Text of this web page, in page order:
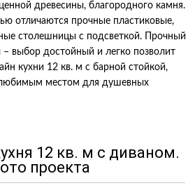
древесины, благородного камня.
отличаются прочные пластиковые,
столешницы с подсветкой. Прочный
– выбор достойный и легко позволит
кухни 12 кв. м с барной стойкой,
любимым местом для душевных
12 кв. м с диваном.
проекта